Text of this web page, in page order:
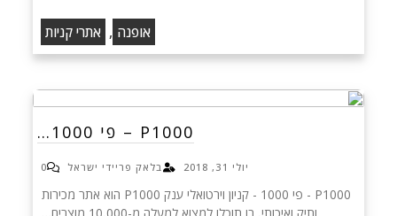
אופנה , אתרי קניות
P1000 – פי 1000…
יולי 31, 2018 בלאק פריידי ישראל 0
P1000 - פי 1000 - קניון וירטואלי ענק P1000 הוא אתר מכירות